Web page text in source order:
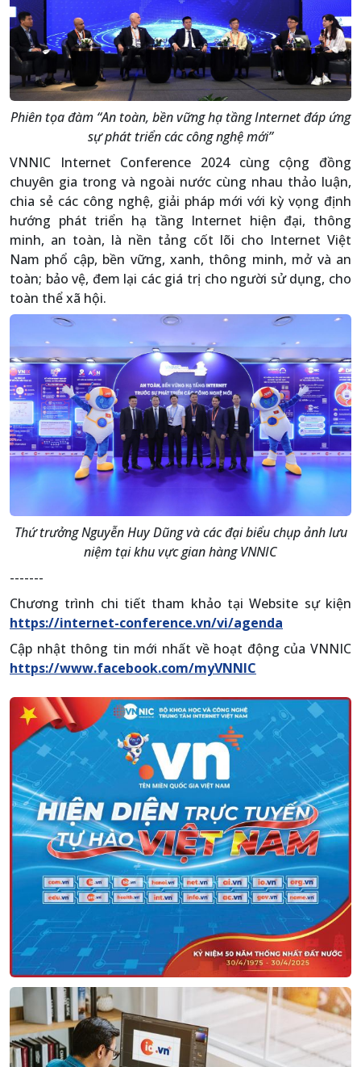
Phiên tọa đàm “An toàn, bền vững hạ tầng Internet đáp ứng
sự phát triển các công nghệ mới”
VNNIC Internet Conference 2024 cùng cộng đồng
chuyên gia trong và ngoài nước cùng nhau thảo luận,
chia sẻ các công nghệ, giải pháp mới với kỳ vọng định
hướng phát triển hạ tầng Internet hiện đại, thông
minh, an toàn, là nền tảng cốt lõi cho Internet Việt
Nam phổ cập, bền vững, xanh, thông minh, mở và an
toàn; bảo vệ, đem lại các giá trị cho người sử dụng, cho
toàn thể xã hội.
Thứ trưởng Nguyễn Huy Dũng và các đại biểu chụp ảnh lưu
niệm tại khu vực gian hàng VNNIC
-------
Chương trình chi tiết tham khảo tại Website sự kiện
https://internet-conference.vn/vi/agenda
Cập nhật thông tin mới nhất về hoạt động của VNNIC
https://www.facebook.com/myVNNIC